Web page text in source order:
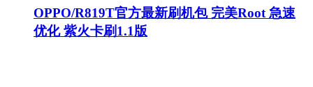
OPPO/R819T官方最新刷机包 完美Root 急速
优化 紫火卡刷1.1版